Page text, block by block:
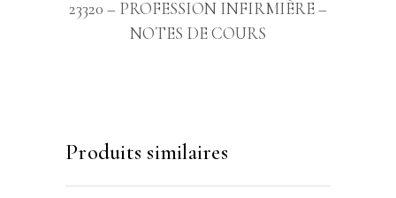
23320 – PROFESSION INFIRMIÈRE –
NOTES DE COURS
Produits similaires